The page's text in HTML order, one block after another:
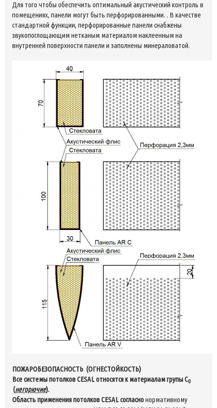
Для того чтобы обеспечить оптимальный акустический контроль в
помещениях, панели могут быть перфорированными. . В качестве
стандартной функции, перфорированные панели снабжены
звукопоглощающим нетканым материалом наклеенным на
внутренней поверхности панели и заполнены минераловатой.
ПОЖАРОБЕЗОПАСНОСТЬ (ОГНЕСТОЙКОСТЬ)
Все системы потолков CESAL относятся к материалам групы C0
(негорючие).
Область применения потолков CESAL согласнонормативному